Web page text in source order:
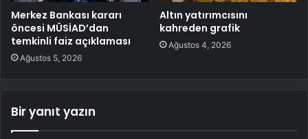
Merkez Bankası kararı
öncesi MÜSİAD’dan
temkinli faiz açıklaması
Ağustos 5, 2026
Altın yatırımcısını
kahreden grafik
Ağustos 4, 2026
Bir yanıt yazın